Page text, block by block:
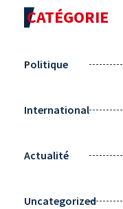
CATÉGORIE
Politique
International
Actualité
Uncategorized